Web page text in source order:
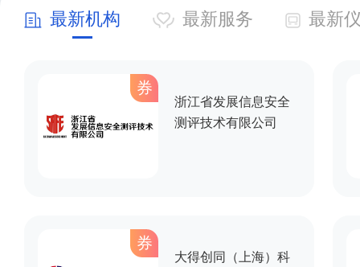
最新机构 最新服务 最新
券
浙江省发展信息安全
测评技术有限公司
券
大得创同（上海）科